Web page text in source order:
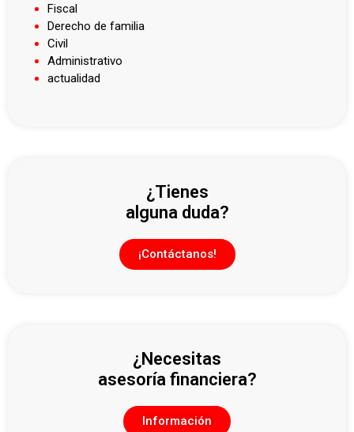
Fiscal
Derecho de familia
Civil
Administrativo
actualidad
¿Tienes
alguna duda?
¡Contáctanos!
¿Necesitas
asesoría financiera?
Información